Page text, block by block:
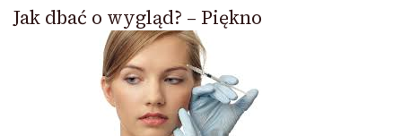
Jak dbać o wygląd? – Piękno